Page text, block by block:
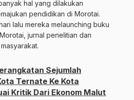
hal yang dilakukan
pendidikan di Morotai.
lalu mereka melaunching buku
jurnal penelitian dan
Sejumlah
Ternate Ke Kota
Kritik Dari Ekonom Malut